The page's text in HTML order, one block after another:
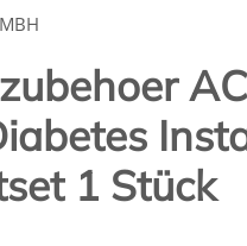
1 Stück